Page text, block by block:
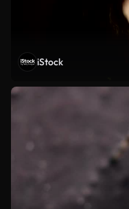
iStock